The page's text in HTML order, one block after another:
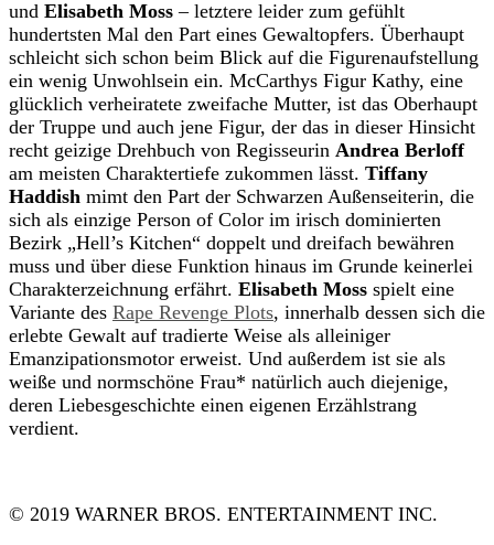
und Elisabeth Moss – letztere leider zum gefühlt
hundertsten Mal den Part eines Gewaltopfers. Überhaupt
schleicht sich schon beim Blick auf die Figurenaufstellung
ein wenig Unwohlsein ein. McCarthys Figur Kathy, eine
glücklich verheiratete zweifache Mutter, ist das Oberhaupt
der Truppe und auch jene Figur, der das in dieser Hinsicht
recht geizige Drehbuch von Regisseurin Andrea Berloff
am meisten Charaktertiefe zukommen lässt. Tiffany
Haddish mimt den Part der Schwarzen Außenseiterin, die
sich als einzige Person of Color im irisch dominierten
Bezirk „Hell’s Kitchen“ doppelt und dreifach bewähren
muss und über diese Funktion hinaus im Grunde keinerlei
Charakterzeichnung erfährt. Elisabeth Moss spielt eine
Variante des Rape Revenge Plots, innerhalb dessen sich die
erlebte Gewalt auf tradierte Weise als alleiniger
Emanzipationsmotor erweist. Und außerdem ist sie als
weiße und normschöne Frau* natürlich auch diejenige,
deren Liebesgeschichte einen eigenen Erzählstrang
verdient.
© 2019 WARNER BROS. ENTERTAINMENT INC.